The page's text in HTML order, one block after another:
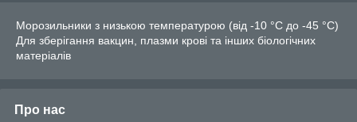
Морозильники з низькою температурою (від -10 °C до -45 °C)
Для зберігання вакцин, плазми крові та інших біологічних
матеріалів
Про нас